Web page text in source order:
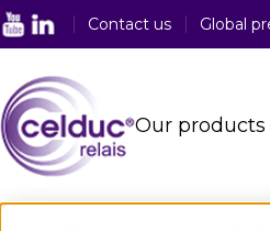
Contact us Global
Our products